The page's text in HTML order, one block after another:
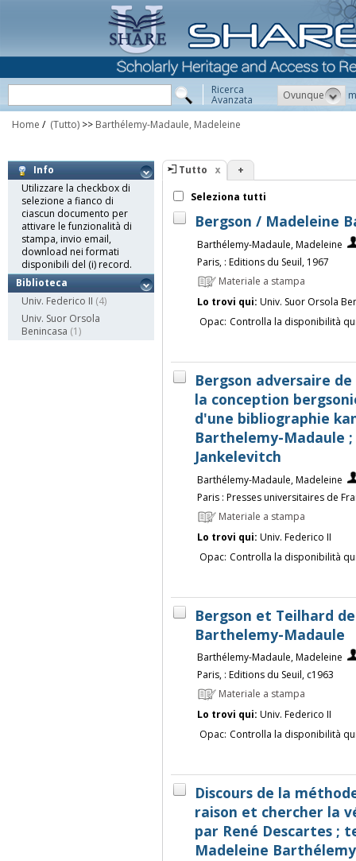
Ricerca
Avanzata Ovunque
Home / (Tutto) >> Barthélemy-Madaule, Madeleine
Info
Utilizzare la checkbox di
selezione a fianco di
ciascun documento per
attivare le funzionalità di
stampa, invio email,
download nei formati
disponibili del (i) record.
Biblioteca
Univ. Federico II (4)
Univ. Suor Orsola
Benincasa (1)
Tutto +
Seleziona tutti
Bergson / Madeleine
Barthélemy-Madaule, Madeleine
Paris, : Editions du Seuil, 1967
Materiale a stampa
Lo trovi qui: Univ. Suor Orsola
Opac: Controlla la disponibilità
Bergson adversaire
la conception
d'une bibliographie
Barthelemy-Madaule
Jankelevitch
Barthélemy-Madaule, Madeleine
Paris : Presses universitaires de
Materiale a stampa
Lo trovi qui: Univ. Federico II
Opac: Controlla la disponibilità
Bergson et Teilhard
Barthelemy-Madaule
Barthélemy-Madaule, Madeleine
Paris, : Editions du Seuil, c1963
Materiale a stampa
Lo trovi qui: Univ. Federico II
Opac: Controlla la disponibilità
Discours de la
raison et chercher la
par René Descartes ;
Madeleine